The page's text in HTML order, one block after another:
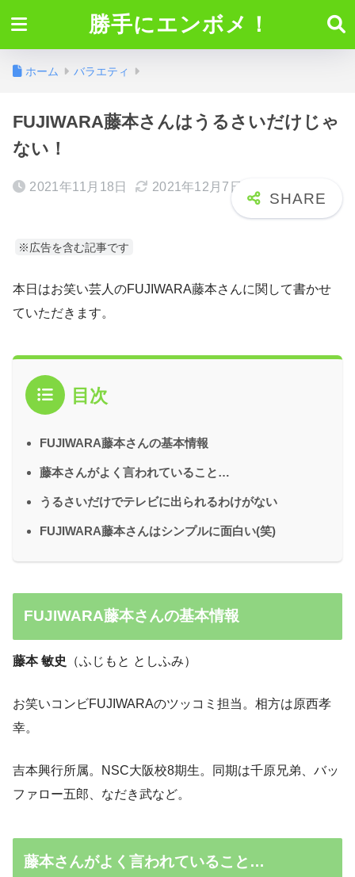
勝手にエンボメ！
ホーム バラエティ
FUJIWARA藤本さんはうるさいだけじゃ
ない！
2021年11月18日 2021年12月7日
※広告を含む記事です
本日はお笑い芸人のFUJIWARA藤本さんに関して書かせ
ていただきます。
目次
FUJIWARA藤本さんの基本情報
藤本さんがよく言われていること…
うるさいだけでテレビに出られるわけがない
FUJIWARA藤本さんはシンプルに面白い(笑)
FUJIWARA藤本さんの基本情報
藤本 敏史 （ふじもと としふみ）
お笑いコンビFUJIWARAのツッコミ担当。相方は原西孝
幸。
吉本興行所属。NSC大阪校8期生。同期は千原兄弟、バッ
ファロー五郎、なだき武など。
藤本さんがよく言われていること…